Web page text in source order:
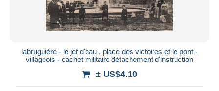
labruguière - le jet d'eau , place des victoires et le pont -
villageois - cachet militaire détachement d'instruction
± US$4.10